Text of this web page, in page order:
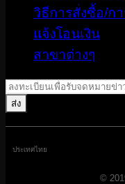
วิธีการสั่งซื้อ/กา
แจ้งโอนเงิน
สาขาต่างๆ
ประเทศไทย
©